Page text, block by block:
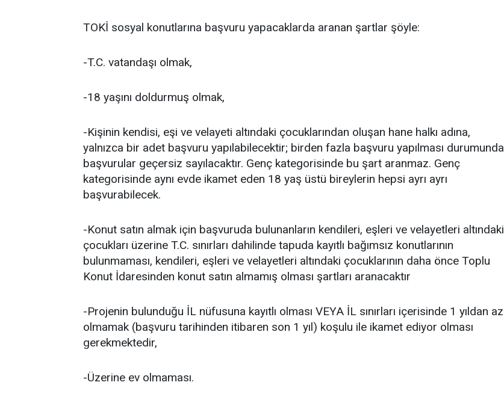
TOKİ sosyal konutlarına başvuru yapacaklarda aranan şartlar şöyle:
-T.C. vatandaşı olmak,
-18 yaşını doldurmuş olmak,
-Kişinin kendisi, eşi ve velayeti altındaki çocuklarından oluşan hane halkı adına,
yalnızca bir adet başvuru yapılabilecektir; birden fazla başvuru yapılması durumunda
başvurular geçersiz sayılacaktır. Genç kategorisinde bu şart aranmaz. Genç
kategorisinde aynı evde ikamet eden 18 yaş üstü bireylerin hepsi ayrı ayrı
başvurabilecek.
-Konut satın almak için başvuruda bulunanların kendileri, eşleri ve velayetleri altındaki
çocukları üzerine T.C. sınırları dahilinde tapuda kayıtlı bağımsız konutlarının
bulunmaması, kendileri, eşleri ve velayetleri altındaki çocuklarının daha önce Toplu
Konut İdaresinden konut satın almamış olması şartları aranacaktır
-Projenin bulunduğu İL nüfusuna kayıtlı olması VEYA İL sınırları içerisinde 1 yıldan az
olmamak (başvuru tarihinden itibaren son 1 yıl) koşulu ile ikamet ediyor olması
gerekmektedir,
-Üzerine ev olmaması.